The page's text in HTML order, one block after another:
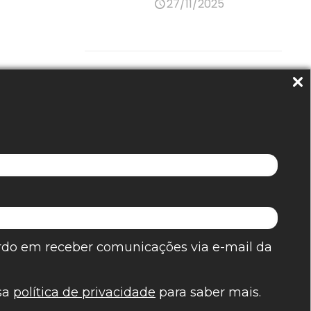
em receber comunicações via e-mail da
política de privacidade para saber mais.
27/11/2025
Construtoras
Ecommerce
Indústrias
CONTATO
contato@byb.ag
Trabalhe conosco
carreiras@byb.ag